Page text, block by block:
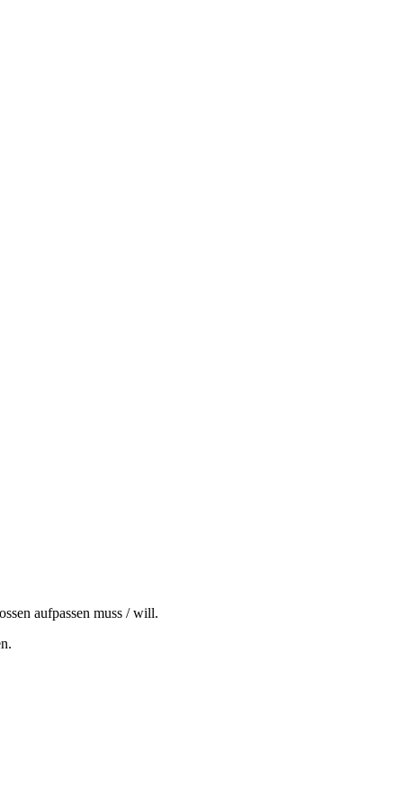
aufpassen muss / will.